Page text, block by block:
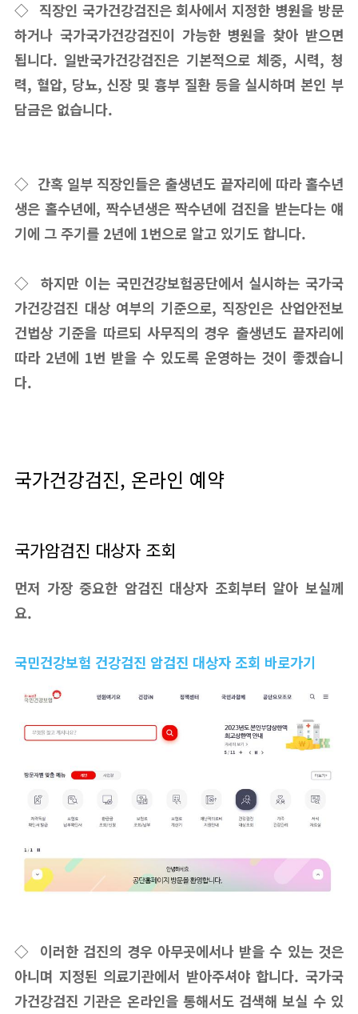
◇ 직장인 국가건강검진은 회사에서 지정한 병원을 방문
하거나 국가국가건강검진이 가능한 병원을 찾아 받으면
됩니다. 일반국가건강검진은 기본적으로 체중, 시력, 청
력, 혈압, 당뇨, 신장 및 흉부 질환 등을 실시하며 본인 부
담금은 없습니다.
◇ 간혹 일부 직장인들은 출생년도 끝자리에 따라 홀수년
생은 홀수년에, 짝수년생은 짝수년에 검진을 받는다는 얘
기에 그 주기를 2년에 1번으로 알고 있기도 합니다.
◇ 하지만 이는 국민건강보험공단에서 실시하는 국가국
가건강검진 대상 여부의 기준으로, 직장인은 산업안전보
건법상 기준을 따르되 사무직의 경우 출생년도 끝자리에
따라 2년에 1번 받을 수 있도록 운영하는 것이 좋겠습니
다.
국가건강검진, 온라인 예약
국가암검진 대상자 조회
먼저 가장 중요한 암검진 대상자 조회부터 알아 보실께
요.
국민건강보험 건강검진 암검진 대상자 조회 바로가기
◇ 이러한 검진의 경우 아무곳에서나 받을 수 있는 것은
아니며 지정된 의료기관에서 받아주셔야 합니다. 국가국
가건강검진 기관은 온라인을 통해서도 검색해 보실 수 있